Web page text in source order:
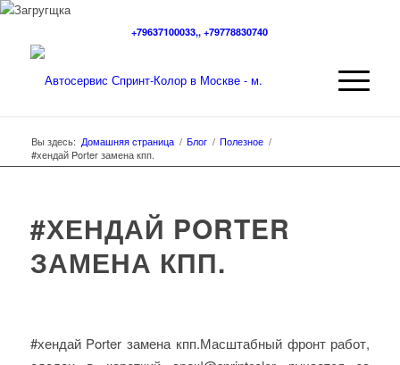
+79637100033,, +79778830740
Вы здесь: Домашняя страница / Блог / Полезное /
#хендай Porter замена кпп.
#ХЕНДАЙ PORTER
ЗАМЕНА КПП.
#хендай Porter замена кпп.Масштабный фронт работ,